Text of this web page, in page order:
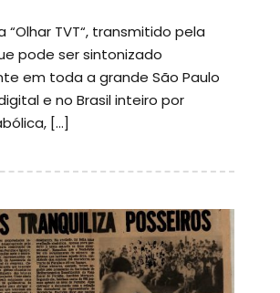
“Olhar TVT“, transmitido pela
pode ser sintonizado
em toda a grande São Paulo
e no Brasil inteiro por
[…]